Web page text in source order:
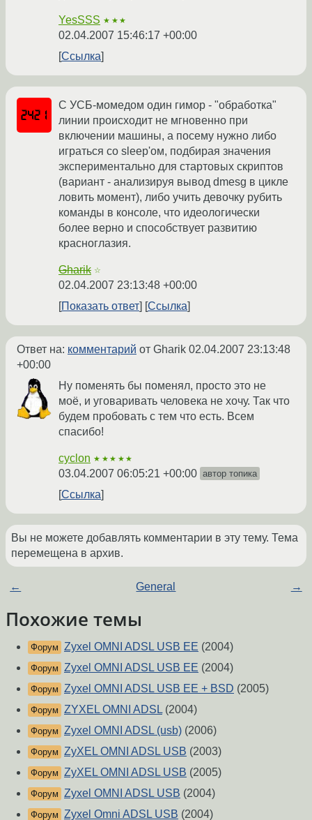
YesSSS ★★★
02.04.2007 15:46:17 +00:00
Ссылка
С УСБ-момедом один гимор - "обработка"
линии происходит не мгновенно при
включении машины, а посему нужно либо
играться со sleep'ом, подбирая значения
экспериментально для стартовых скриптов
(вариант - анализируя вывод dmesg в цикле
ловить момент), либо учить девочку рубить
команды в консоле, что идеологически
более верно и способствует развитию
красноглазия.
Gharik ☆
02.04.2007 23:13:48 +00:00
Показать ответ
Ссылка
Ответ на: комментарий от Gharik 02.04.2007 23:13:48
+00:00
Ну поменять бы поменял, просто это не
моё, и уговаривать человека не хочу. Так что
будем пробовать с тем что есть. Всем
спасибо!
cyclon ★★★★★
03.04.2007 06:05:21 +00:00 автор топика
Ссылка
Вы не можете добавлять комментарии в эту тему. Тема
перемещена в архив.
← General →
Похожие темы
Форум Zyxel OMNI ADSL USB EE (2004)
Форум Zyxel OMNI ADSL USB EE (2004)
Форум Zyxel OMNI ADSL USB EE + BSD (2005)
Форум ZYXEL OMNI ADSL (2004)
Форум Zyxel OMNI ADSL (usb) (2006)
Форум ZyXEL OMNI ADSL USB (2003)
Форум ZyXEL OMNI ADSL USB (2005)
Форум Zyxel OMNI ADSL USB (2004)
Форум Zyxel Omni ADSL USB (2004)